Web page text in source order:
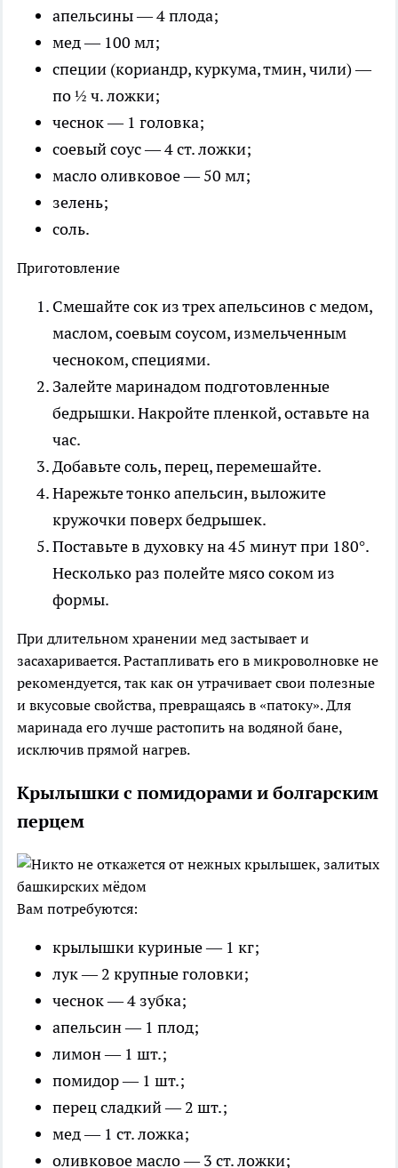
апельсины — 4 плода;
мед — 100 мл;
специи (кориандр, куркума, тмин, чили) —
по ½ ч. ложки;
чеснок — 1 головка;
соевый соус — 4 ст. ложки;
масло оливковое — 50 мл;
зелень;
соль.
Приготовление
Смешайте сок из трех апельсинов с медом,
маслом, соевым соусом, измельченным
чесноком, специями.
Залейте маринадом подготовленные
бедрышки. Накройте пленкой, оставьте на
час.
Добавьте соль, перец, перемешайте.
Нарежьте тонко апельсин, выложите
кружочки поверх бедрышек.
Поставьте в духовку на 45 минут при 180°.
Несколько раз полейте мясо соком из
формы.
При длительном хранении мед застывает и
засахаривается. Растапливать его в микроволновке не
рекомендуется, так как он утрачивает свои полезные
и вкусовые свойства, превращаясь в «патоку». Для
маринада его лучше растопить на водяной бане,
исключив прямой нагрев.
Крылышки с помидорами и болгарским
перцем
Вам потребуются:
крылышки куриные — 1 кг;
лук — 2 крупные головки;
чеснок — 4 зубка;
апельсин — 1 плод;
лимон — 1 шт.;
помидор — 1 шт.;
перец сладкий — 2 шт.;
мед — 1 ст. ложка;
оливковое масло — 3 ст. ложки;